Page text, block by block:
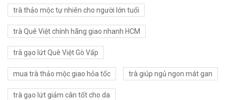
trà thảo mộc tự nhiên cho người lớn tuổi
trà Quê Việt chính hãng giao nhanh HCM
trà gạo lứt Quê Việt Gò Vấp
mua trà thảo mộc giao hỏa tốc trà giúp ngủ ngon mát gan
trà gạo lứt giảm cân tốt cho da